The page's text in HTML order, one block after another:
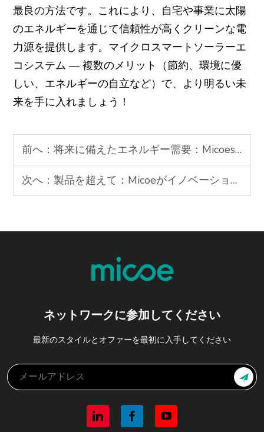
最良の方法です。これにより、自宅や事業に太陽
のエネルギーを通じて信頼性が高くクリーンな電
力源を提供します。マイクロスマートソーラーエ
コシステム — 複数のメリット（節約、環境に優
しい、エネルギーの自立など）で、より明るい未
来を手に入れましょう！
前へ： 将来に備えたエネルギー需要：Micoes ソーラー + ヒートポンプ + ストレージ統合ソリューション
次へ： 製品を超えて：Micoeがイノベーション、品質、ライフタイムバリューを通じてパートナーシップを築く方法
ネットワークに参加してください
最新のスタイルとオファーを最初に入手してください